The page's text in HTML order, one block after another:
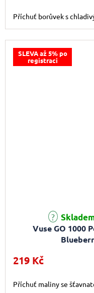
Příchuť borůvek s
SLEVA až 5% po
registraci
Vuse GO 1000
219 Kč
Příchuť maliny se